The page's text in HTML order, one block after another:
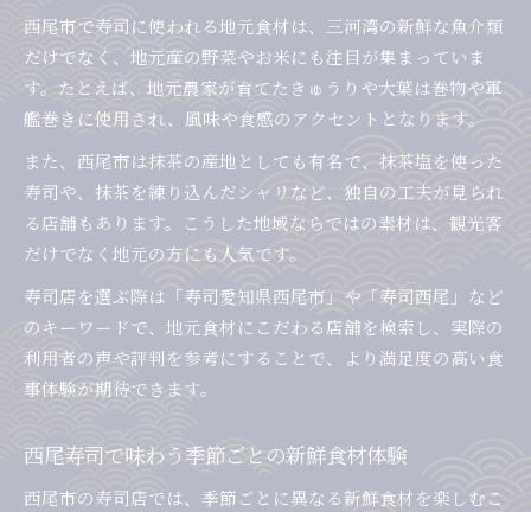
西尾市で寿司に使われる地元食材は、三河湾の新鮮な魚介類
だけでなく、地元産の野菜やお米にも注目が集まっていま
す。たとえば、地元農家が育てたきゅうりや大葉は巻物や軍
艦巻きに使用され、風味や食感のアクセントとなります。
また、西尾市は抹茶の産地としても有名で、抹茶塩を使った
寿司や、抹茶を練り込んだシャリなど、独自の工夫が見られ
る店舗もあります。こうした地域ならではの素材は、観光客
だけでなく地元の方にも人気です。
寿司店を選ぶ際は「寿司愛知県西尾市」や「寿司西尾」など
のキーワードで、地元食材にこだわる店舗を検索し、実際の
利用者の声や評判を参考にすることで、より満足度の高い食
事体験が期待できます。
西尾寿司で味わう季節ごとの新鮮食材体験
西尾市の寿司店では、季節ごとに異なる新鮮食材を楽しむこ